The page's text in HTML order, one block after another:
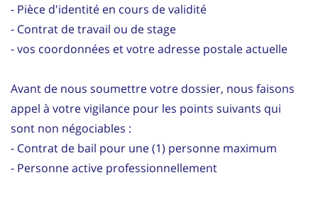
- Pièce d'identité en cours de validité
- Contrat de travail ou de stage
- vos coordonnées et votre adresse postale actuelle
Avant de nous soumettre votre dossier, nous faisons
appel à votre vigilance pour les points suivants qui
sont non négociables :
- Contrat de bail pour une (1) personne maximum
- Personne active professionnellement